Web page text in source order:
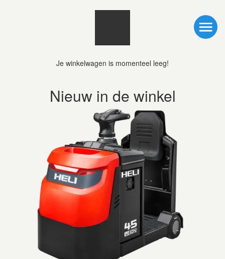
Je winkelwagen is momenteel leeg!
Nieuw in de winkel